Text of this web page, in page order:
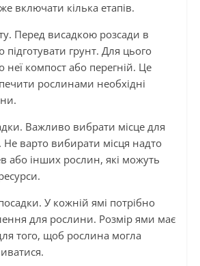
включати кілька етапів.
Перед висадкою розсади в
грунт. Для цього
компост або перегній. Це
рослинами необхідні
Важливо вибрати місце для
варто вибирати місця надто
або інших рослин, які можуть
У кожній ямі потрібно
для рослини. Розмір ями має
того, щоб рослина могла